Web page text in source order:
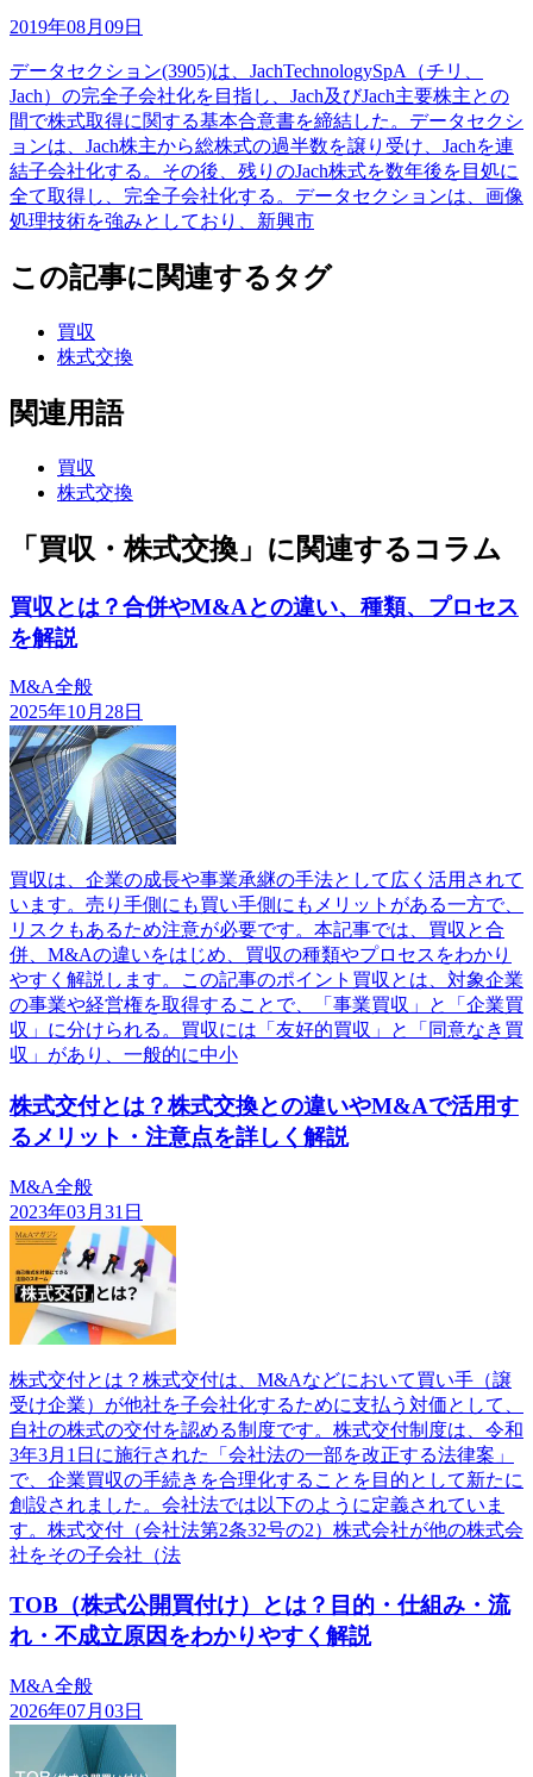
2019年08月09日
データセクション(3905)は、JachTechnologySpA（チリ、
Jach）の完全子会社化を目指し、Jach及びJach主要株主との
間で株式取得に関する基本合意書を締結した。データセクシ
ョンは、Jach株主から総株式の過半数を譲り受け、Jachを連
結子会社化する。その後、残りのJach株式を数年後を目処に
全て取得し、完全子会社化する。データセクションは、画像
処理技術を強みとしており、新興市
この記事に関連するタグ
買収
株式交換
関連用語
買収
株式交換
「買収・株式交換」に関連するコラム
買収とは？合併やM&Aとの違い、種類、プロセス
を解説
M&A全般
2025年10月28日
買収は、企業の成長や事業承継の手法として広く活用されて
います。売り手側にも買い手側にもメリットがある一方で、
リスクもあるため注意が必要です。本記事では、買収と合
併、M&Aの違いをはじめ、買収の種類やプロセスをわかり
やすく解説します。この記事のポイント買収とは、対象企業
の事業や経営権を取得することで、「事業買収」と「企業買
収」に分けられる。買収には「友好的買収」と「同意なき買
収」があり、一般的に中小
株式交付とは？株式交換との違いやM&Aで活用す
るメリット・注意点を詳しく解説
M&A全般
2023年03月31日
株式交付とは？株式交付は、M&Aなどにおいて買い手（譲
受け企業）が他社を子会社化するために支払う対価として、
自社の株式の交付を認める制度です。株式交付制度は、令和
3年3月1日に施行された「会社法の一部を改正する法律案」
で、企業買収の手続きを合理化することを目的として新たに
創設されました。会社法では以下のように定義されていま
す。株式交付（会社法第2条32号の2）株式会社が他の株式会
社をその子会社（法
TOB（株式公開買付け）とは？目的・仕組み・流
れ・不成立原因をわかりやすく解説
M&A全般
2026年07月03日